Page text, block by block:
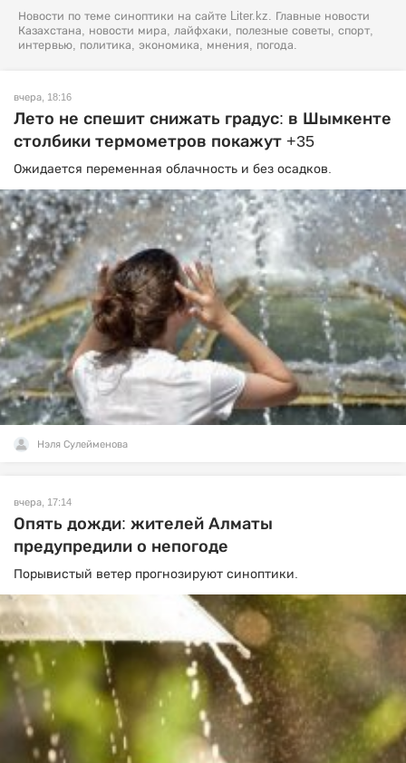
Новости по теме синоптики на сайте Liter.kz. Главные новости
Казахстана, новости мира, лайфхаки, полезные советы, спорт,
интервью, политика, экономика, мнения, погода.
вчера, 18:16
Лето не спешит снижать градус: в Шымкенте
столбики термометров покажут +35
Ожидается переменная облачность и без осадков.
Нэля Сулейменова
вчера, 17:14
Опять дожди: жителей Алматы
предупредили о непогоде
Порывистый ветер прогнозируют синоптики.